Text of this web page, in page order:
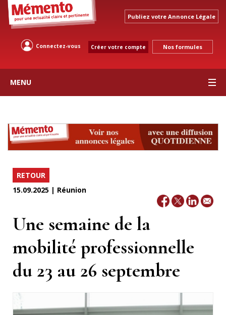
Publiez votre Annonce Légale
Connectez-vous Créer votre compte Nos formules
MENU
RETOUR
15.09.2025 | Réunion
Une semaine de la
mobilité professionnelle
du 23 au 26 septembre